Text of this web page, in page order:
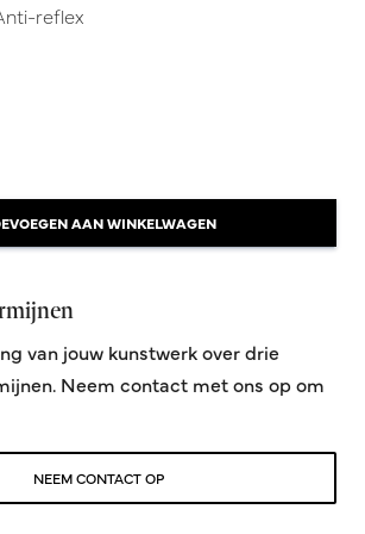
reflex
AAN WINKELWAGEN
van jouw kunstwerk over drie
Neem contact met ons op om
NEEM CONTACT OP